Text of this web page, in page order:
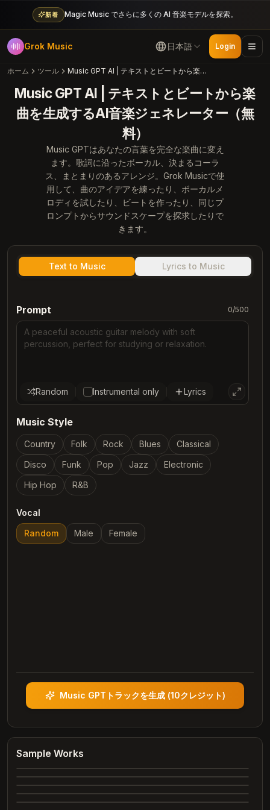
新着 Magic Music でさらに多くの AI 音楽モデルを探索。
Grok Music 日本語 Login
ホーム ツール Music GPT AI | テキストとビートから楽曲を生成するAI音楽ジェネレーター（無料）
Music GPT AI | テキストとビートから楽
曲を生成するAI音楽ジェネレーター（無
料）
Music GPTはあなたの言葉を完全な楽曲に変え
ます。歌詞に沿ったボーカル、決まるコーラ
ス、まとまりのあるアレンジ。Grok Musicで使
用して、曲のアイデアを練ったり、ボーカルメ
ロディを試したり、ビートを作ったり、同じプ
ロンプトからサウンドスケープを探求したりで
きます。
Text to Music Lyrics to Music
Prompt 0/500
Random Instrumental only Lyrics
Music Style
Country Folk Rock Blues
Classical
Disco
Funk Pop Jazz
Electronic
Hip Hop
R&B
Vocal
Random
Male Female
Music GPTトラックを生成 (10クレジット)
Sample Works
Heartbreak Souvenirs
4:12
Complete
3:42
Complete
Summer Dreams
3:28
Complete
Neon Nights
4:05
Echoes of Yesterday
4:00
Dance All Night
3:24
Whispering Trees
2:26
Marry Me